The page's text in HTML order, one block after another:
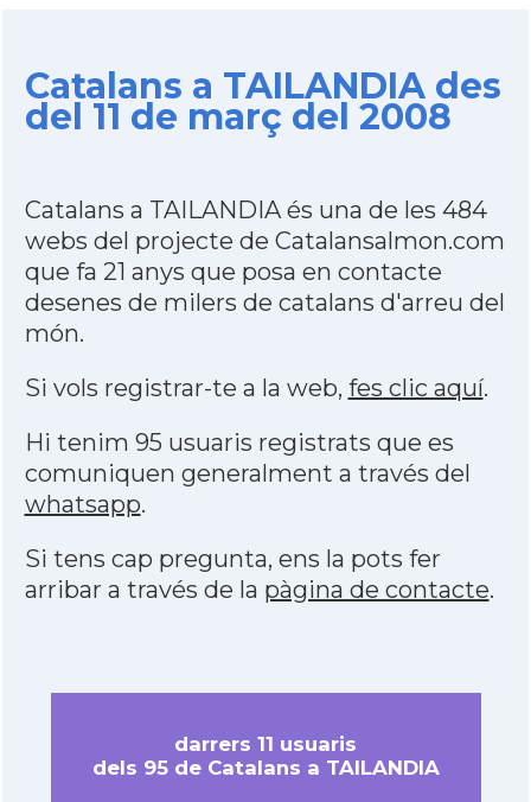
Catalans a TAILANDIA des
del 11 de març del 2008
Catalans a TAILANDIA és una de les 484
webs del projecte de Catalansalmon.com
que fa 21 anys que posa en contacte
desenes de milers de catalans d'arreu del
món.
Si vols registrar-te a la web, fes clic aquí.
Hi tenim 95 usuaris registrats que es
comuniquen generalment a través del
whatsapp.
Si tens cap pregunta, ens la pots fer
arribar a través de la pàgina de contacte.
darrers 11 usuaris
dels 95 de Catalans a TAILANDIA